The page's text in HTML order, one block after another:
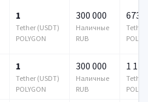
1
Tether (USDT)
POLYGON
300 000
Наличные
RUB
673
Tether
1
Tether (USDT)
POLYGON
300 000
Наличные
RUB
1
Tether